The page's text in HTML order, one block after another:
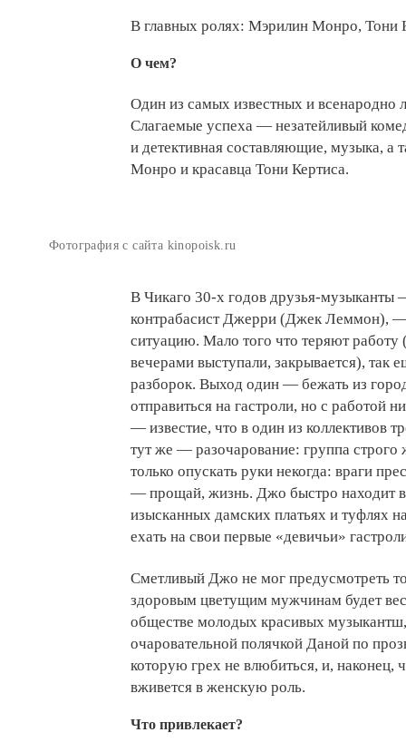
В главных ролях: Мэрилин Монро, Тони
О чем?
Один из самых известных и
Слагаемые успеха — незатейливый
и детективная составляющие, музыка, а
Монро и красавца Тони Кертиса.
Фотография с сайта kinopoisk.ru
В Чикаго 30-х годов друзья-
контрабасист Джерри (Джек Леммон), —
ситуацию. Мало того что теряют работу
вечерами выступали, закрывается), так
разборок. Выход один — бежать из
отправиться на гастроли, но с работой
— известие, что в один из коллективов
тут же — разочарование: группа
только опускать руки некогда: враги
— прощай, жизнь. Джо быстро находит
изысканных дамских платьях и туфлях
ехать на свои первые «девичьи»
Сметливый Джо не мог предусмотреть
здоровым цветущим мужчинам будет
обществе молодых красивых
очаровательной полячкой Даной по
которую грех не влюбиться, и,
вживется в женскую роль.
Что привлекает?